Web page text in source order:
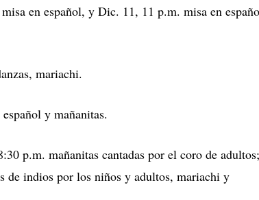
en español, y Dic. 11, 11 p.m. misa en
mariachi.
y mañanitas.
p.m. mañanitas cantadas por el coro de adultos;
de indios por los niños y adultos, mariachi y